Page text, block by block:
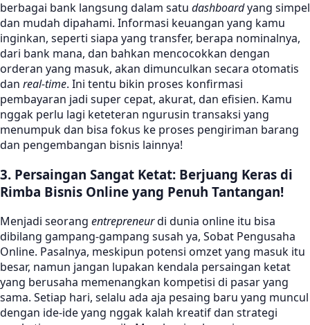
berbagai bank langsung dalam satu dashboardyang simpel
dan mudah dipahami. Informasi keuangan yang kamu
inginkan, seperti siapa yang transfer, berapa nominalnya,
dari bank mana, dan bahkan mencocokkan dengan
orderan yang masuk, akan dimunculkan secara otomatis
dan real-time. Ini tentu bikin proses konfirmasi
pembayaran jadi super cepat, akurat, dan efisien. Kamu
nggak perlu lagi keteteran ngurusin transaksi yang
menumpuk dan bisa fokus ke proses pengiriman barang
dan pengembangan bisnis lainnya!
3. Persaingan Sangat Ketat: Berjuang Keras di
Rimba Bisnis Online yang Penuh Tantangan!
Menjadi seorang entrepreneurdi dunia online itu bisa
dibilang gampang-gampang susah ya, Sobat Pengusaha
Online. Pasalnya, meskipun potensi omzet yang masuk itu
besar, namun jangan lupakan kendala persaingan ketat
yang berusaha memenangkan kompetisi di pasar yang
sama. Setiap hari, selalu ada aja pesaing baru yang muncul
dengan ide-ide yang nggak kalah kreatif dan strategi